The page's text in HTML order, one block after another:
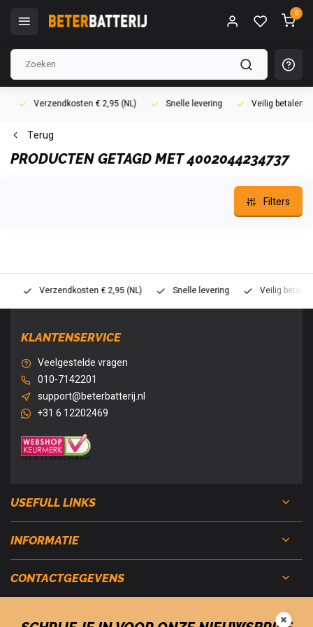
0
Verzendkosten € 2,95 (NL) Snelle levering Veilig betalen
Terug
PRODUCTEN GETAGD MET 4002044234737
Filters
Verzendkosten € 2,95 (NL) Snelle levering Veilig betalen
KLANTENSERVICE
Veelgestelde vragen
010-7142201
support@beterbatterij.nl
+31 6 12202469
USEFULL LINKS
INFORMATIE
CONTACTGEGEVENS
✖